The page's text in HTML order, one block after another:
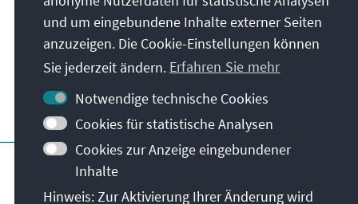
Unser Auftrag
Kontakt
Weitere Angebote der Stiftung
Impressum
Datenschutz
Nutzungsbedingungen
Erklärung zur Barrierefreiheit
Barriere melden
und um eingebundene Inhalte externer Seiten
anzuzeigen. Die Cookie-Einstellungen können
Sie jederzeit ändern. Erfahren Sie mehr
Notwendige technische Cookies
Cookies für statistische Analysen
Cookies zur Anzeige eingebundener
Inhalte
Hinweis: Zur Aktivierung Ihrer Änderung wird